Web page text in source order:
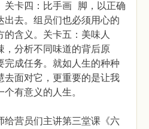
关卡四：比手画 脚，以正确
出去。组员们也必须用心的
含义。关卡五：美味人
，分析不同味道的背后原
完成任务。就如人生的种种
去面对它，更重要的是让我
有意义的人生。
给营员们主讲第三堂课《六